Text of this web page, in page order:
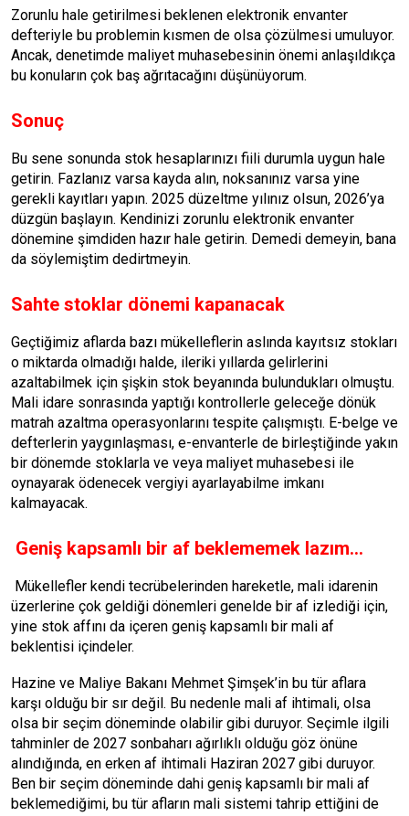
Zorunlu hale getirilmesi bekle­nen elektronik envanter
defteriyle bu problemin kısmen de olsa çözül­mesi umuluyor.
Ancak, denetimde maliyet muhasebesinin önemi an­laşıldıkça
bu konuların çok baş ağ­rıtacağını düşünüyorum.
Sonuç
Bu sene sonunda stok hesapla­rınızı fiili durumla uygun hale
ge­tirin. Fazlanız varsa kayda alın, noksanınız varsa yine
gerekli ka­yıtları yapın. 2025 düzeltme yılı­nız olsun, 2026’ya
düzgün başla­yın. Kendinizi zorunlu elektronik envanter
dönemine şimdiden ha­zır hale getirin. Demedi demeyin, bana
da söylemiştim dedirtmeyin.
Sahte stoklar dönemi kapanacak
Geçtiğimiz aflarda bazı mükelleflerin aslında kayıtsız stokları
o miktarda olmadığı halde, ileriki yıllarda gelirlerini
azaltabilmek için şişkin stok beyanında bulundukları olmuştu.
Mali idare sonrasında yaptığı kontrollerle geleceğe dönük
matrah azaltma operasyonlarını tespite çalışmıştı. E-belge ve
defterlerin yaygınlaşması, e-envanterle de birleştiğinde yakın
bir dönemde stoklarla ve veya maliyet muhasebesi ile
oynayarak ödenecek vergiyi ayarlayabilme imkanı
kalmayacak.
Geniş kapsamlı bir af beklememek lazım…
Mükellefler kendi tecrübelerinden hareketle, mali idarenin
üzerlerine çok geldiği dönemleri genelde bir af izlediği için,
yine stok affını da içeren geniş kapsamlı bir mali af
beklentisi içindeler.
Hazine ve Maliye Bakanı Mehmet Şimşek’in bu tür aflara
karşı olduğu bir sır değil. Bu nedenle mali af ihtimali, olsa
olsa bir seçim döneminde olabilir gibi duruyor. Seçimle ilgili
tahminler de 2027 sonbaharı ağırlıklı olduğu göz önüne
alındığında, en erken af ihtimali Haziran 2027 gibi duruyor.
Ben bir seçim döneminde dahi geniş kapsamlı bir mali af
beklemediğimi, bu tür afların mali sistemi tahrip ettiğini de